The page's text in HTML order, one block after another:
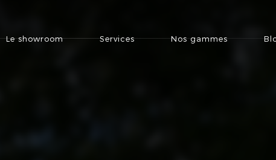
Le showroom Services Nos gammes